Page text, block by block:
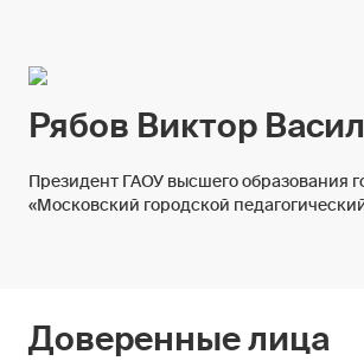
Рябов Виктор
Президент ГАОУ высшего образования
«Московский городской
Доверенные лица